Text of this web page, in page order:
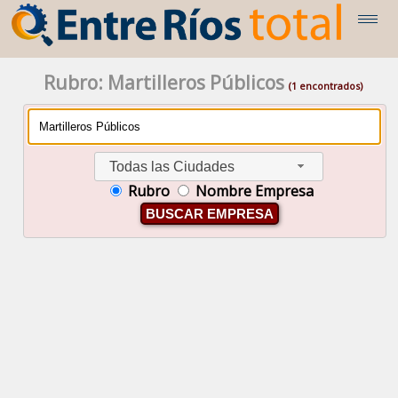
Rubro: Martilleros Públicos (1 encontrados)
Todas las Ciudades
Rubro Nombre Empresa
BUSCAR EMPRESA